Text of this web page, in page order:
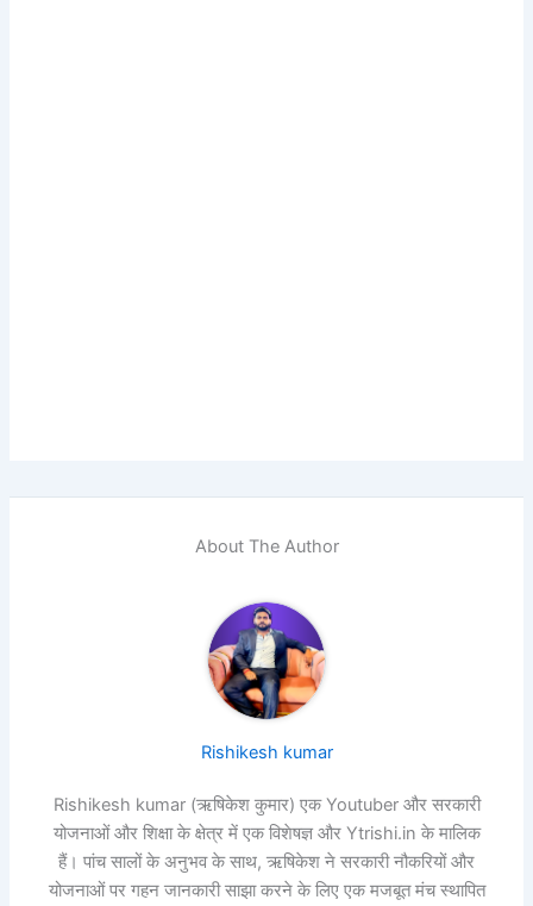
About The Author
Rishikesh kumar
Rishikesh kumar (ऋषिकेश कुमार) एक Youtuber और सरकारी
योजनाओं और शिक्षा के क्षेत्र में एक विशेषज्ञ और Ytrishi.in के मालिक
हैं। पांच सालों के अनुभव के साथ, ऋषिकेश ने सरकारी नौकरियों और
योजनाओं पर गहन जानकारी साझा करने के लिए एक मजबूत मंच स्थापित